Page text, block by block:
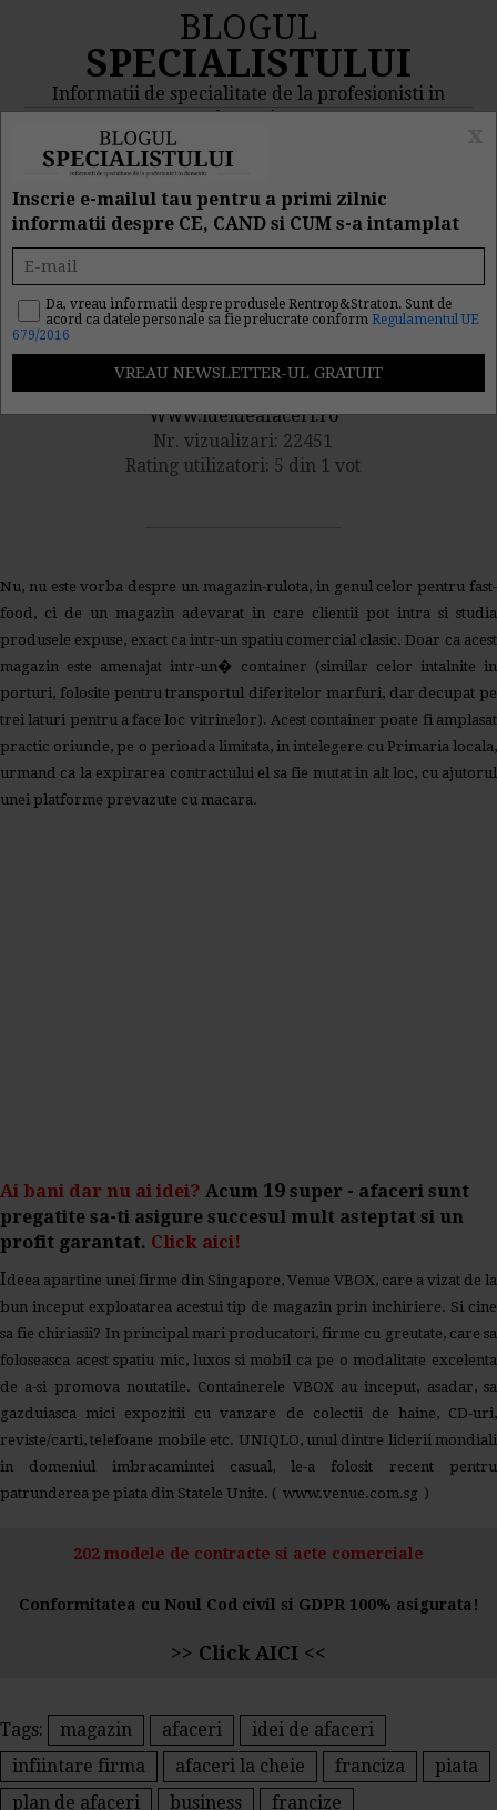
BLOGUL
SPECIALISTULUI
Informatii de specialitate de la profesionisti in
domeniu
MENIU
Afaceri pe scurt:
Magazin� portabil
Publicat de catre
Www.ideideafaceri.ro
Nr. vizualizari: 22451
Rating utilizatori: 5 din 1 vot
Nu, nu este vorba despre un magazin-rulota, in genul celor pentru fast-
food, ci de un magazin adevarat in care clientii pot intra si studia
produsele expuse, exact ca intr-un spatiu comercial clasic. Doar ca acest
magazin este amenajat intr-un� container (similar celor intalnite in
porturi, folosite pentru transportul diferitelor marfuri, dar decupat pe
trei laturi pentru a face loc vitrinelor). Acest container poate fi amplasat
practic oriunde, pe o perioada limitata, in intelegere cu Primaria locala,
urmand ca la expirarea contractului el sa fie mutat in alt loc, cu ajutorul
unei platforme prevazute cu macara.
Ai bani dar nu ai idei? Acum 19 super - afaceri sunt
pregatite sa-ti asigure succesul mult asteptat si un
profit garantat. Click aici!
Ideea apartine unei firme din Singapore, Venue VBOX, care a vizat de la
bun inceput exploatarea acestui tip de magazin prin inchiriere. Si cine
sa fie chiriasii? In principal mari producatori, firme cu greutate, care sa
foloseasca acest spatiu mic, luxos si mobil ca pe o modalitate excelenta
de a-si promova noutatile. Containerele VBOX au inceput, asadar, sa
gazduiasca mici expozitii cu vanzare de colectii de haine, CD-uri,
reviste/carti, telefoane mobile etc. UNIQLO, unul dintre liderii mondiali
in domeniul imbracamintei casual, le-a folosit recent pentru
patrunderea pe piata din Statele Unite. ( www.venue.com.sg )
202 modele de contracte si acte comerciale
Conformitatea cu Noul Cod civil si GDPR 100% asigurata!
>> Click AICI <<
Tags: magazin afaceri
idei de afaceri
infiintare firma
afaceri la cheie franciza
piata
plan de afaceri
business francize
Inscrie e-mailul tau pentru a primi zilnic
informatii despre CE, CAND si CUM s-a intamplat
Da, vreau informatii despre produsele Rentrop&Straton. Sunt de
acord ca datele personale sa fie prelucrate conform Regulamentul UE
679/2016